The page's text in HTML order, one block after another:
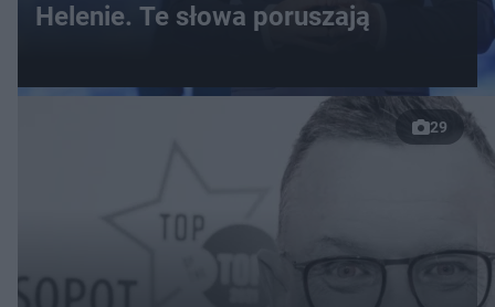
Helenie. Te słowa poruszają
29